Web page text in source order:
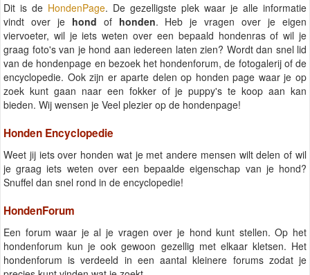
Dit is de HondenPage. De gezelligste plek waar je alle informatie
vindt over je hond of honden. Heb je vragen over je eigen
viervoeter, wil je iets weten over een bepaald hondenras of wil je
graag foto's van je hond aan iedereen laten zien? Wordt dan snel lid
van de hondenpage en bezoek het hondenforum, de fotogalerij of de
encyclopedie. Ook zijn er aparte delen op honden page waar je op
zoek kunt gaan naar een fokker of je puppy's te koop aan kan
bieden. Wij wensen je Veel plezier op de hondenpage!
Honden Encyclopedie
Weet jij iets over honden wat je met andere mensen wilt delen of wil
je graag iets weten over een bepaalde eigenschap van je hond?
Snuffel dan snel rond in de encyclopedie!
HondenForum
Een forum waar je al je vragen over je hond kunt stellen. Op het
hondenforum kun je ook gewoon gezellig met elkaar kletsen. Het
hondenforum is verdeeld in een aantal kleinere forums zodat je